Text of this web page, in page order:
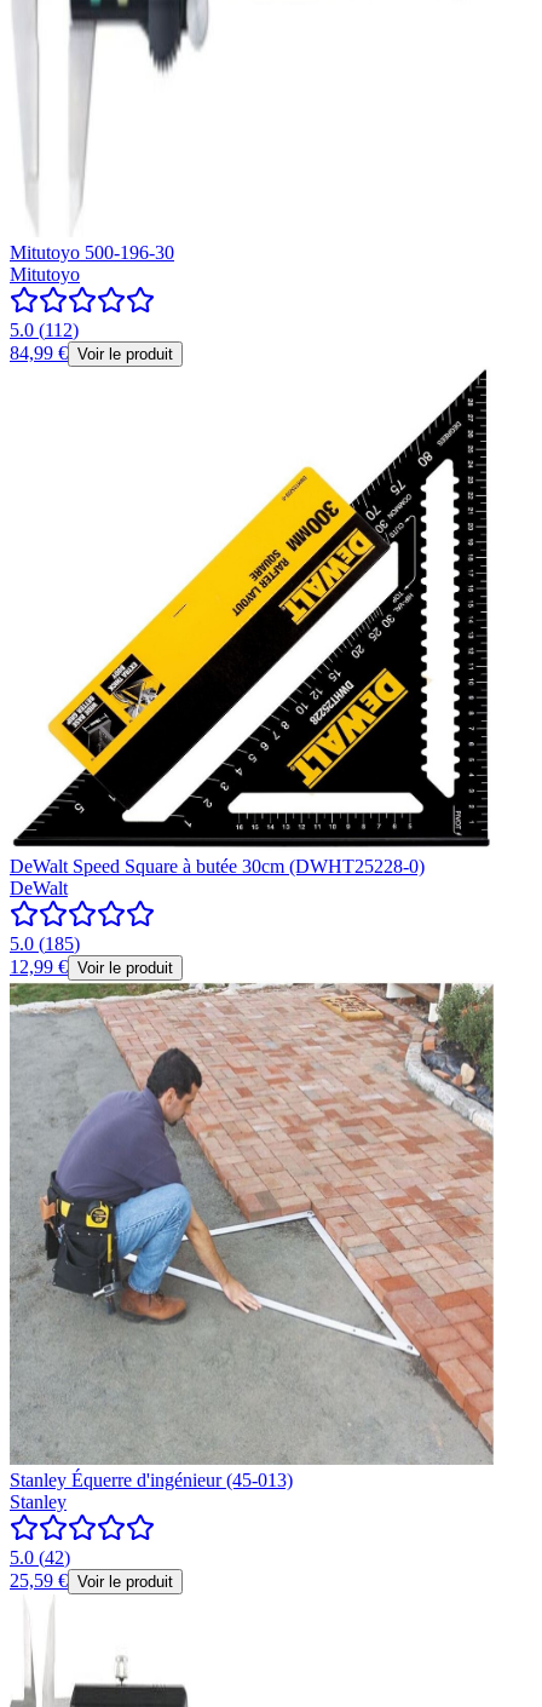
Mitutoyo 500-196-30
Mitutoyo
5.0 (112)
84,99 € Voir le produit
DeWalt Speed Square à butée 30cm (DWHT25228-0)
DeWalt
5.0 (185)
12,99 € Voir le produit
Stanley Équerre d'ingénieur (45-013)
Stanley
5.0 (42)
25,59 € Voir le produit